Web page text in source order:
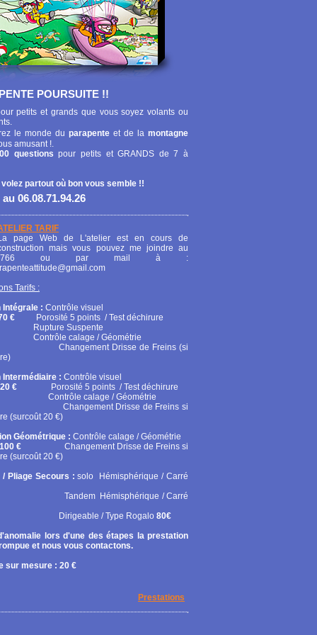
POURSUITE !!
petits et grands que vous soyez volants ou
le monde du parapente et de la montagne
amusant !.
questions pour petits et GRANDS de 7 à
partout où bon vous semble !!
06.08.71.94.26
TARIF
page Web de L'atelier est en cours de
mais vous pouvez me joindre au
ou par mail à :
Tarifs :
Intégrale : Contrôle visuel
€ Porosité 5 points / Test déchirure
Suspente
calage / Géométrie
Drisse de Freins (si
Intermédiaire : Contrôle visuel
€ Porosité 5 points / Test déchirure
calage / Géométrie
Drisse de Freins si
(surcoût 20 €)
Géométrique : Contrôle calage / Géométrie
100 € Changement Drisse de Freins si
(surcoût 20 €)
/ Pliage Secours :solo
Hémisphérique / Carré
Hémisphérique / Carré
/ Type Rogalo 80€
lors d'une des étapes la prestation
et nous vous contactons.
sur mesure : 20 €
Prestations